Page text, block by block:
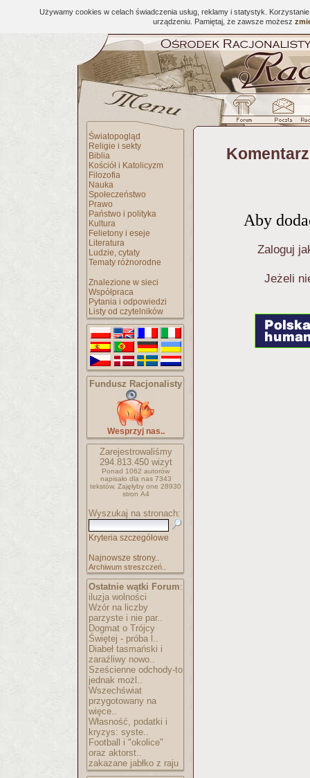
Używamy cookies w celach świadczenia usług, reklamy i statystyk.
urządzeniu. Pamiętaj, że zawsze możesz
Światopogląd
Religie i sekty
Biblia
Kościół i Katolicyzm
Filozofia
Nauka
Społeczeństwo
Prawo
Państwo i polityka
Kultura
Felietony i eseje
Literatura
Ludzie, cytaty
Tematy różnorodne
Znalezione w sieci
Współpraca
Pytania i odpowiedzi
Listy od czytelników
Fundusz Racjonalisty
Wesprzyj nas..
Zarejestrowaliśmy
294.813.450wizyt
Ponad 1062 autorów
napisało dla nas 7343
tekstów. Zajęłyby one 28930
stron A4
Wyszukaj na stronach:
Kryteria szczegółowe
Najnowsze strony..
Archiwum streszczeń..
Ostatnie wątki Forum:
iluzja wolności
Wzór na liczby
parzyste i nie par..
Dogmat o Trójcy
Świętej - próba l..
Diabeł tasmański i
zaraźliwy nowo..
Sześcienne odchody-to
jednak możl..
Wszechświat
przygotowany na
więce..
Własność, podatki i
kryzys: syste..
Football i "okolice"
oraz aktorst..
zakazane jabłko z raju
Aby
Zaloguj
Jeżeli